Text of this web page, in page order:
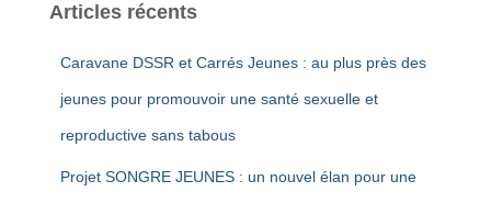
rArticles récents
Caravane DSSR et Carrés Jeunes : au plus près des
jeunes pour promouvoir une santé sexuelle et
reproductive sans tabous
Projet SONGRE JEUNES : un nouvel élan pour une